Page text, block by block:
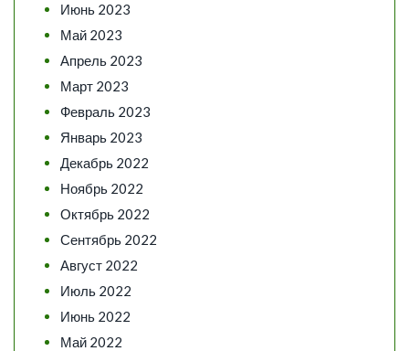
Июнь 2023
Май 2023
Апрель 2023
Март 2023
Февраль 2023
Январь 2023
Декабрь 2022
Ноябрь 2022
Октябрь 2022
Сентябрь 2022
Август 2022
Июль 2022
Июнь 2022
Май 2022